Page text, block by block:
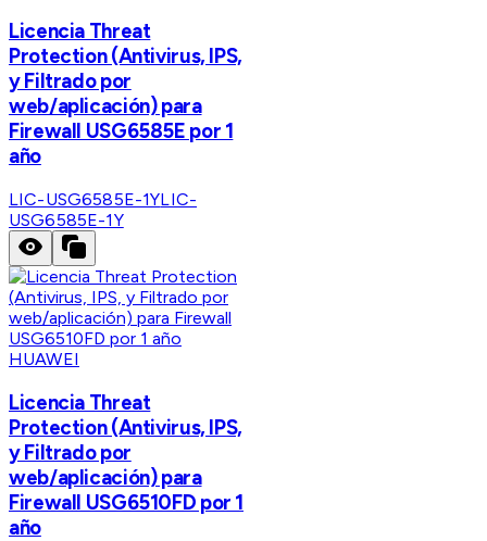
Licencia Threat
Protection (Antivirus, IPS,
y Filtrado por
web/aplicación) para
Firewall USG6585E por 1
año
LIC-USG6585E-1YLIC-
USG6585E-1Y
HUAWEI
Licencia Threat
Protection (Antivirus, IPS,
y Filtrado por
web/aplicación) para
Firewall USG6510FD por 1
año